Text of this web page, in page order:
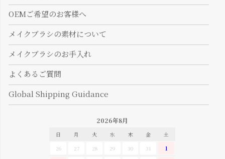
OEMご希望のお客様へ
メイクブラシの素材について
メイクブラシのお手入れ
よくあるご質問
Global Shipping Guidance
2026年8月
日 月 火 水 木 金
土
26
27 28 29 30 31
1